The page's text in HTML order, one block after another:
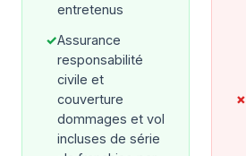
entretenus
✓Assurance
responsabilité
civile et
couverture
dommages et vol
incluses de série
✗